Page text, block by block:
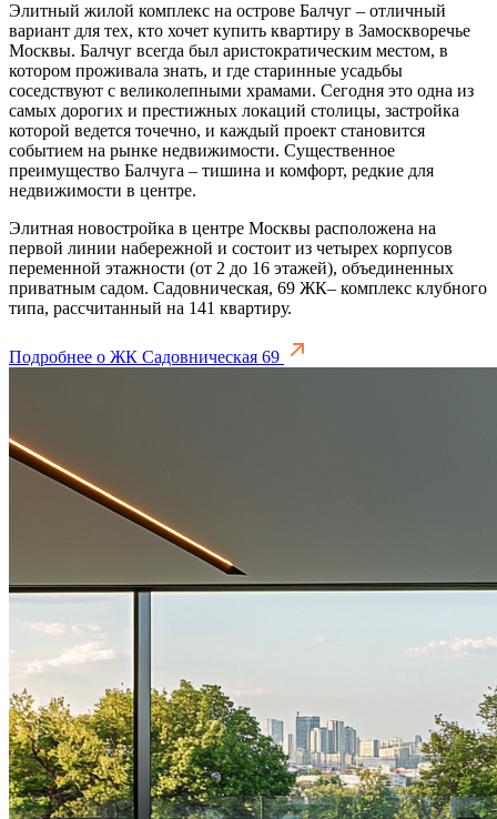
Элитный жилой комплекс на острове Балчуг – отличный
вариант для тех, кто хочет купить квартиру в Замоскворечье
Москвы. Балчуг всегда был аристократическим местом, в
котором проживала знать, и где старинные усадьбы
соседствуют с великолепными храмами. Сегодня это одна из
самых дорогих и престижных локаций столицы, застройка
которой ведется точечно, и каждый проект становится
событием на рынке недвижимости. Существенное
преимущество Балчуга – тишина и комфорт, редкие для
недвижимости в центре.
Элитная новостройка в центре Москвы расположена на
первой линии набережной и состоит из четырех корпусов
переменной этажности (от 2 до 16 этажей), объединенных
приватным садом. Садовническая, 69 ЖК– комплекс клубного
типа, рассчитанный на 141 квартиру.
Подробнее о ЖК Садовническая 69